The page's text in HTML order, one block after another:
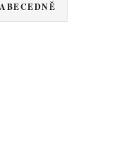
ABECEDNĚ